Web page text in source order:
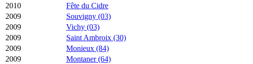
2010
Fête du Cidre
2009
Souvigny (03)
2009
Vichy (03)
2009
Saint Ambroix (30)
2009
Monieux (84)
2009
Montaner (64)